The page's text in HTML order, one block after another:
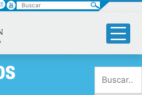
Buscar